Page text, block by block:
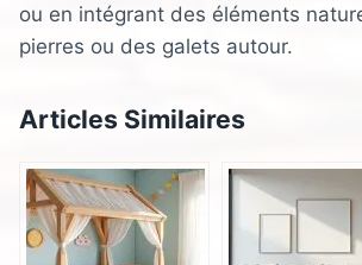
ou en intégrant des éléments
pierres ou des galets autour.
Articles Similaires